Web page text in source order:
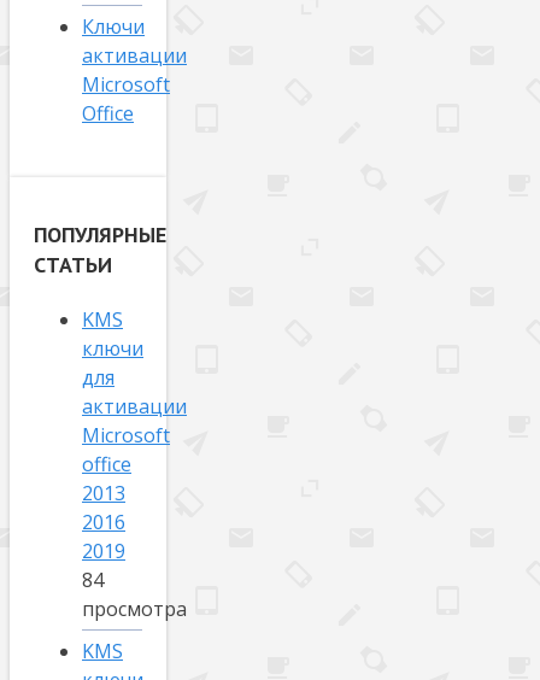
Ключи
активации
Microsoft
Office
ПОПУЛЯРНЫЕ
СТАТЬИ
KMS
ключи
для
активации
Microsoft
office
2013
2016
2019
84
просмотра
KMS